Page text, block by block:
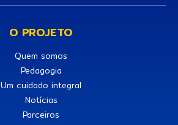
O PROJETO
Quem somos
Pedagogia
Um cuidado integral
Notícias
Parceiros